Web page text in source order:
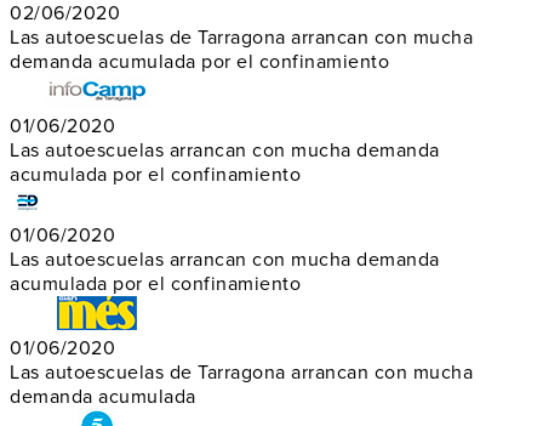
02/06/2020
Las autoescuelas de Tarragona arrancan con mucha
demanda acumulada por el confinamiento
01/06/2020
Las autoescuelas arrancan con mucha demanda
acumulada por el confinamiento
01/06/2020
Las autoescuelas arrancan con mucha demanda
acumulada por el confinamiento
01/06/2020
Las autoescuelas de Tarragona arrancan con mucha
demanda acumulada